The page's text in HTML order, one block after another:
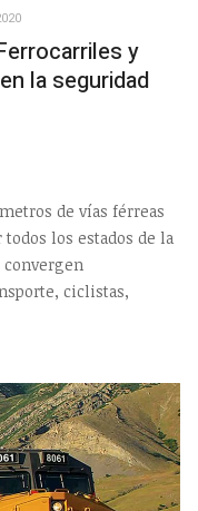
y
la seguridad
de vías férreas
los estados de la
ciclistas,